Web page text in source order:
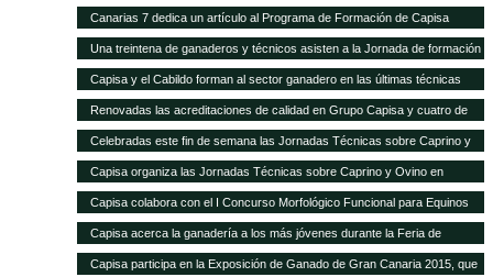
Canarias 7 dedica un artículo al Programa de Formación de Capisa
Una treintena de ganaderos y técnicos asisten a la Jornada de formación
en vacuno de Capisa y el Cabildo de Gran Canaria
Capisa y el Cabildo forman al sector ganadero en las últimas técnicas
mundiales de alimentación y manejo de vacuno
Renovadas las acreditaciones de calidad en Grupo Capisa y cuatro de
sus empresas
Celebradas este fin de semana las Jornadas Técnicas sobre Caprino y
Ovino de Uga
Capisa organiza las Jornadas Técnicas sobre Caprino y Ovino en
Lanzarote
Capisa colabora con el I Concurso Morfológico Funcional para Equinos
Capisa acerca la ganadería a los más jóvenes durante la Feria de
Ganado Selecto 2015
Capisa participa en la Exposición de Ganado de Gran Canaria 2015, que